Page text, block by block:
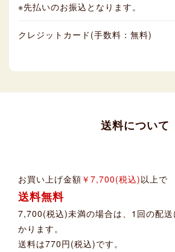
※先払いのお振込となります。
クレジットカード(手数料：無料)
送料について
お買い上げ金額 ￥7,700(税込)以上で
送料無料
7,700(税込)未満の場合は、1回の配
かります。
送料は770円(税込)です。